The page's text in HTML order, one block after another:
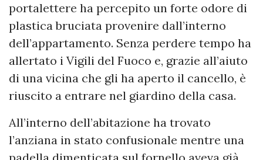
portalettere ha percepito un forte odore di
plastica bruciata provenire dall’interno
dell’appartamento. Senza perdere tempo ha
allertato i Vigili del Fuoco e, grazie all’aiuto
di una vicina che gli ha aperto il cancello, è
riuscito a entrare nel giardino della casa.
All’interno dell’abitazione ha trovato
l’anziana in stato confusionale mentre una